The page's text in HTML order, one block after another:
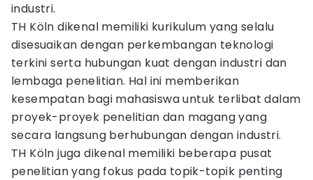
industri.
TH Köln dikenal memiliki kurikulum yang selalu
disesuaikan dengan perkembangan teknologi
terkini serta hubungan kuat dengan industri dan
lembaga penelitian. Hal ini memberikan
kesempatan bagi mahasiswa untuk terlibat dalam
proyek-proyek penelitian dan magang yang
secara langsung berhubungan dengan industri.
TH Köln juga dikenal memiliki beberapa pusat
penelitian yang fokus pada topik-topik penting